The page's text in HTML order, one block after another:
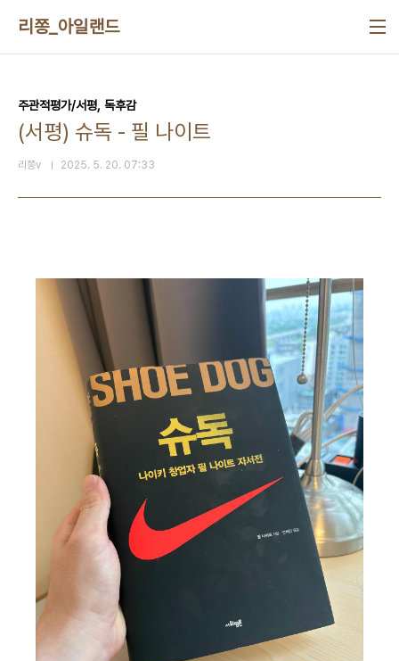
리쫑_아일랜드
주관적평가/서평, 독후감
(서평) 슈독 - 필 나이트
리쫑v 2025. 5. 20. 07:33